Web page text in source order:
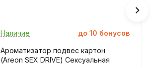
Наличие до 10 бонусов
Ароматизатор подвес картон
(Areon SEX DRIVE) Сексуальная